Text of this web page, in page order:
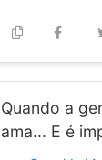
Quando a
ama... E é